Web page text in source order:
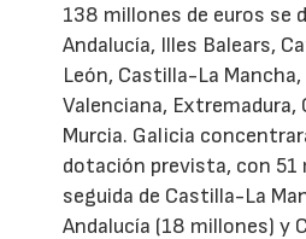
138 millones de euros se
Andalucía, Illes Balears,
León, Castilla-La
Valenciana, Extremadura,
Murcia. Galicia
dotación prevista, con 51
seguida de Castilla-La
Andalucía (18 millones) y